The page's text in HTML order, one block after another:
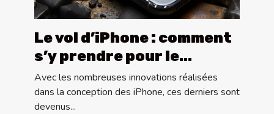
Le vol d’iPhone : comment
s’y prendre pour le
récupérer ?
Avec les nombreuses innovations réalisées
dans la conception des iPhone, ces derniers sont
devenus...